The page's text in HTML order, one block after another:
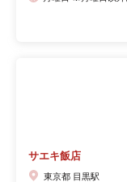
サエキ飯店
東京都 目黒駅